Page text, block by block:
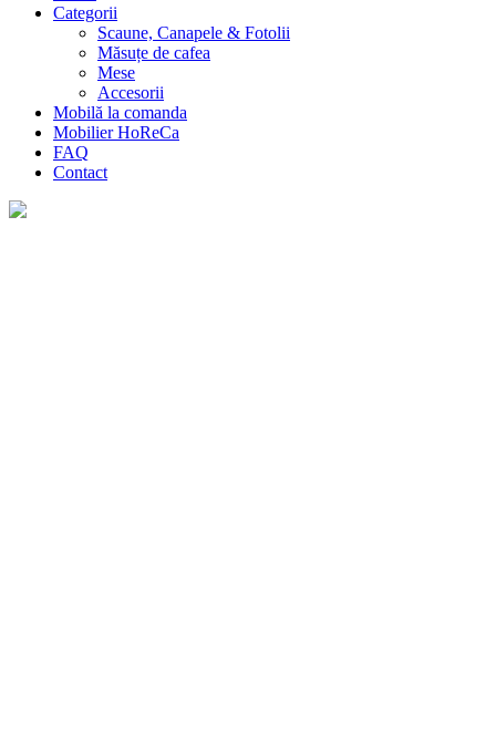
Categorii
Scaune, Canapele & Fotolii
Măsuțe de cafea
Mese
Accesorii
Mobilă la comanda
Mobilier HoReCa
FAQ
Contact